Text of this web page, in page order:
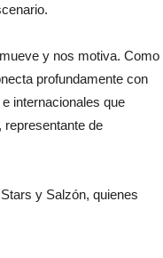
y nos motiva. Como
profundamente con
internacionales que
representante de
y Salzón, quienes